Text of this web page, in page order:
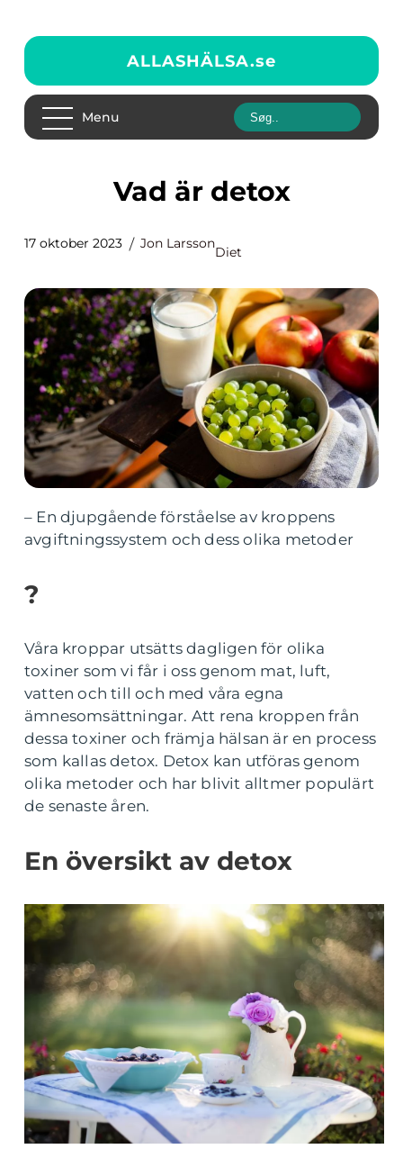
ALLASHÄLSA.se
Menu
Vad är detox
17 oktober 2023 Jon Larsson
Diet
– En djupgående förståelse av kroppens
avgiftningssystem och dess olika metoder
?
Våra kroppar utsätts dagligen för olika
toxiner som vi får i oss genom mat, luft,
vatten och till och med våra egna
ämnesomsättningar. Att rena kroppen från
dessa toxiner och främja hälsan är en process
som kallas detox. Detox kan utföras genom
olika metoder och har blivit alltmer populärt
de senaste åren.
En översikt av detox